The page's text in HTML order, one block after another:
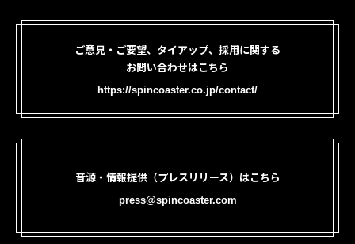
ご意見・ご要望、タイアップ、採用に関する
お問い合わせはこちら
https://spincoaster.co.jp/contact/
音源・情報提供（プレスリリース）はこちら
press@spincoaster.com